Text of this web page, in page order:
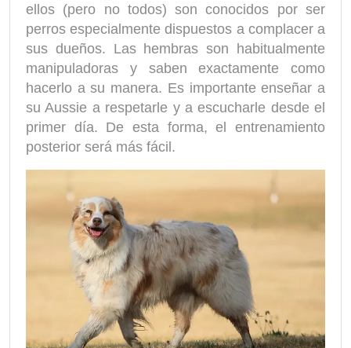
ellos (pero no todos) son conocidos por ser
perros especialmente dispuestos a complacer a
sus dueños. Las hembras son habitualmente
manipuladoras y saben exactamente como
hacerlo a su manera. Es importante enseñar a
su Aussie a respetarle y a escucharle desde el
primer día. De esta forma, el entrenamiento
posterior será más fácil.